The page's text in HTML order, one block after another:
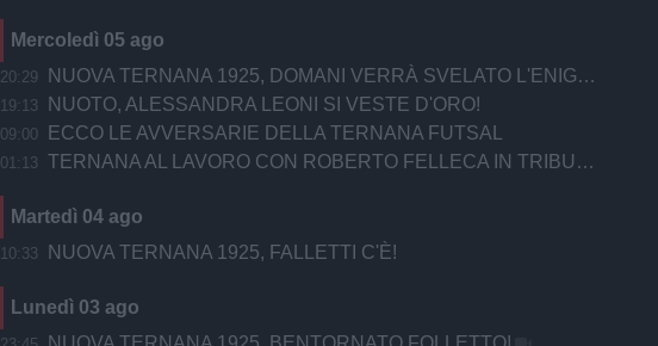
Mercoledì 05 ago
20:29 NUOVA TERNANA 1925, DOMANI VERRÀ SVELATO L'ENIGMA GIRONE
19:13 NUOTO, ALESSANDRA LEONI SI VESTE D'ORO!
09:00 ECCO LE AVVERSARIE DELLA TERNANA FUTSAL
01:13 TERNANA AL LAVORO CON ROBERTO FELLECA IN TRIBUNA
Martedì 04 ago
10:33 NUOVA TERNANA 1925, FALLETTI C'È!
Lunedì 03 ago